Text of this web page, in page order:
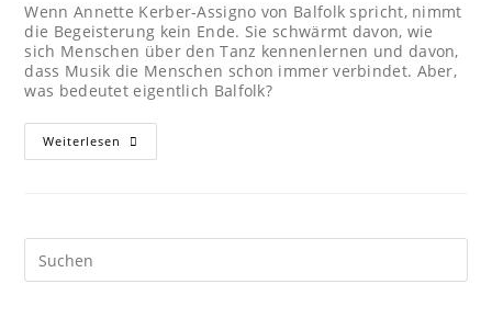
Wenn Annette Kerber-Assigno von Balfolk spricht, nimmt
die Begeisterung kein Ende. Sie schwärmt davon, wie
sich Menschen über den Tanz kennenlernen und davon,
dass Musik die Menschen schon immer verbindet. Aber,
was bedeutet eigentlich Balfolk?
Weiterlesen